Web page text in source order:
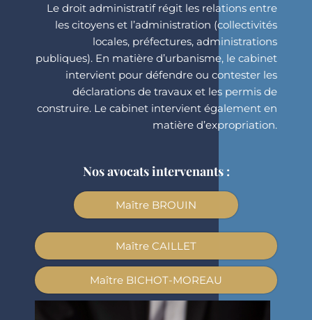
Le droit administratif régit les relations entre
les citoyens et l’administration (collectivités
locales, préfectures, administrations
publiques). En matière d’urbanisme, le cabinet
intervient pour défendre ou contester les
déclarations de travaux et les permis de
construire. Le cabinet intervient également en
matière d’expropriation.
Nos avocats intervenants :
Maître BROUIN
Maître CAILLET
Maître BICHOT-MOREAU